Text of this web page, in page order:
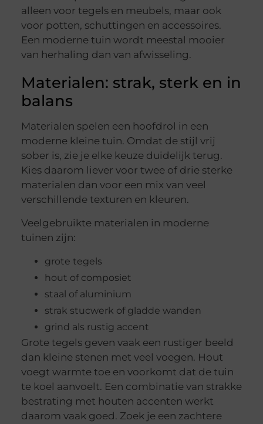
alleen voor tegels en meubels, maar ook
voor potten, schuttingen en accessoires.
Een moderne tuin wordt meestal mooier
van herhaling dan van afwisseling.
Materialen: strak, sterk en in
balans
Materialen spelen een hoofdrol in een
moderne kleine tuin. Omdat de stijl vrij
sober is, zie je elke keuze duidelijk terug.
Kies daarom liever voor twee of drie sterke
materialen dan voor een mix van veel
verschillende texturen en kleuren.
Veelgebruikte materialen in moderne
tuinen zijn:
grote tegels
hout of composiet
staal of aluminium
strak stucwerk of gladde wanden
grind als rustig accent
Grote tegels geven vaak een rustiger beeld
dan kleine stenen met veel voegen. Hout
voegt warmte toe en voorkomt dat de tuin
te koel aanvoelt. Een combinatie van strakke
bestrating met houten accenten werkt
daarom vaak goed. Zoek je een zachtere